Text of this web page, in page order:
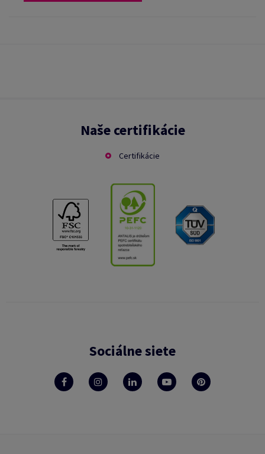
Naše certifikácie
Certifikácie
Sociálne siete